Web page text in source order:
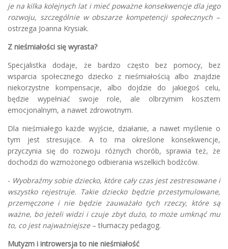
je na kilka kolejnych lat i mieć poważne konsekwencje dla jego
rozwoju, szczególnie w obszarze kompetencji społecznych –
ostrzega Joanna Krysiak.
Z nieśmiałości się wyrasta?
Specjalistka dodaje, że bardzo często bez pomocy, bez
wsparcia społecznego dziecko z nieśmiałością albo znajdzie
niekorzystne kompensacje, albo dojdzie do jakiegoś celu,
będzie wypełniać swoje role, ale olbrzymim kosztem
emocjonalnym, a nawet zdrowotnym.
Dla nieśmiałego każde wyjście, działanie, a nawet myślenie o
tym jest stresujące. A to ma określone konsekwencje,
przyczynia się do rozwoju różnych chorób, sprawia też, że
dochodzi do wzmożonego odbierania wszelkich bodźców.
- Wyobraźmy sobie dziecko, które cały czas jest zestresowane i
wszystko rejestruje. Takie dziecko będzie przestymulowane,
przemęczone i nie będzie zauważało tych rzeczy, które są
ważne, bo jeżeli widzi i czuje zbyt dużo, to może umknąć mu
to, co jest najważniejsze– tłumaczy pedagog.
Mutyzm i introwersja to nie nieśmiałość